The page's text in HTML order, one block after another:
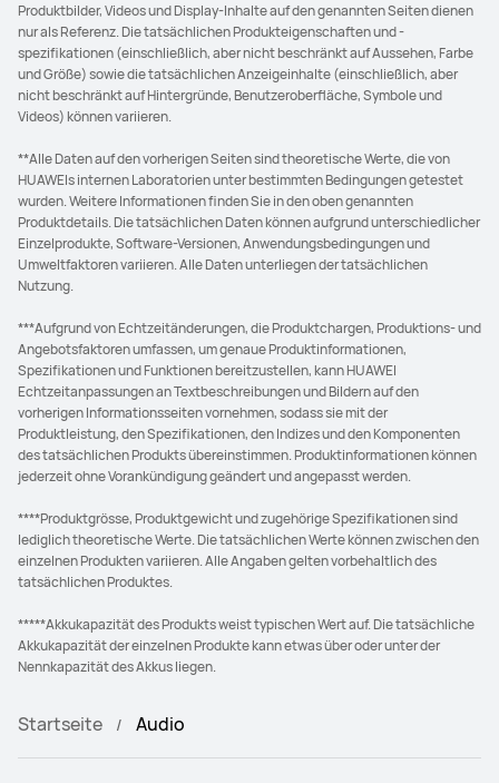
Produktbilder, Videos und Display-Inhalte auf den genannten Seiten dienen
nur als Referenz. Die tatsächlichen Produkteigenschaften und -
spezifikationen (einschließlich, aber nicht beschränkt auf Aussehen, Farbe
und Größe) sowie die tatsächlichen Anzeigeinhalte (einschließlich, aber
nicht beschränkt auf Hintergründe, Benutzeroberfläche, Symbole und
Videos) können variieren.
**Alle Daten auf den vorherigen Seiten sind theoretische Werte, die von
HUAWEIs internen Laboratorien unter bestimmten Bedingungen getestet
wurden. Weitere Informationen finden Sie in den oben genannten
Produktdetails. Die tatsächlichen Daten können aufgrund unterschiedlicher
Einzelprodukte, Software-Versionen, Anwendungsbedingungen und
Umweltfaktoren variieren. Alle Daten unterliegen der tatsächlichen
Nutzung.
***Aufgrund von Echtzeitänderungen, die Produktchargen, Produktions- und
Angebotsfaktoren umfassen, um genaue Produktinformationen,
Spezifikationen und Funktionen bereitzustellen, kann HUAWEI
Echtzeitanpassungen an Textbeschreibungen und Bildern auf den
vorherigen Informationsseiten vornehmen, sodass sie mit der
Produktleistung, den Spezifikationen, den Indizes und den Komponenten
des tatsächlichen Produkts übereinstimmen. Produktinformationen können
jederzeit ohne Vorankündigung geändert und angepasst werden.
****Produktgrösse, Produktgewicht und zugehörige Spezifikationen sind
lediglich theoretische Werte. Die tatsächlichen Werte können zwischen den
einzelnen Produkten variieren. Alle Angaben gelten vorbehaltlich des
tatsächlichen Produktes.
*****Akkukapazität des Produkts weist typischen Wert auf. Die tatsächliche
Akkukapazität der einzelnen Produkte kann etwas über oder unter der
Nennkapazität des Akkus liegen.
Startseite Audio